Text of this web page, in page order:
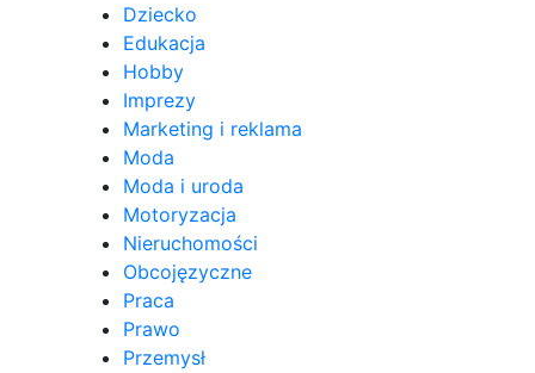
Dziecko
Edukacja
Hobby
Imprezy
Marketing i reklama
Moda
Moda i uroda
Motoryzacja
Nieruchomości
Obcojęzyczne
Praca
Prawo
Przemysł